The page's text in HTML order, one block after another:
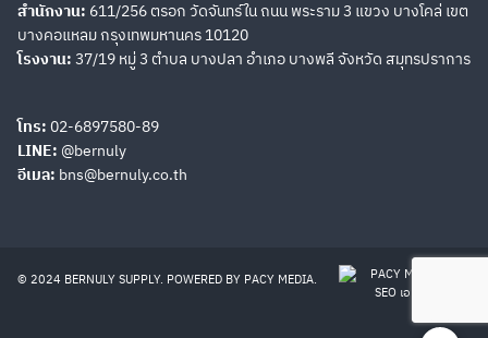
Search
for:
ALPP1, GHPA1, GHPI1,
Pumps ALPA2, ALPI2,
ALPP2, GHPA2, GHPI2,
GHPP2
สำนักงาน: 611/256 ตรอก วัดจันทร์ใน ถนน พระราม 3 แขวง บางโคล่ เขต
บางคอแหลม กรุงเทพมหานคร 10120
โรงงาน: 37/19 หมู่ 3 ตำบล บางปลา อำเภอ บางพลี จังหวัด สมุทรปราการ
โทร: 02-6897580-89
LINE: @bernuly
อีเมล: bns@bernuly.co.th
© 2024 BERNULY SUPPLY. POWERED BY PACY MEDIA.